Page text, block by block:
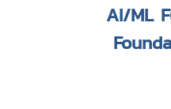
AI/ML